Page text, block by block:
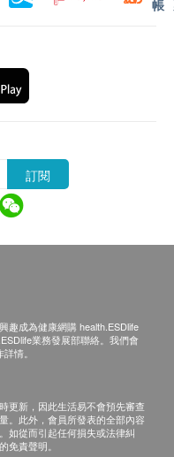
未能提供任何訂
有權拒絕接
過電話或電郵通知顧
為損壞)
Technology
有責任檢查貨品是否
恕不接受退換。
換之產品有任何殘缺
理。
客必須保留有效收據
內按下列方式聯絡
帳
訂閱
趣成為健康網購 health.ESDlife
業務發展部聯絡。我們會
情。
更新，因此生活易不會預先審查
。此外，會員所發表的全部內容
如從而引起任何損失或法律糾
免責聲明。